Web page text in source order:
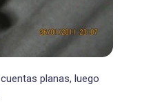
planas, luego